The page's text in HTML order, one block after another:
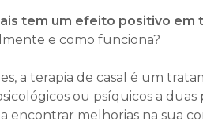
tem um efeito positivo em
e como funciona?
a terapia de casal é um
ou psíquicos a duas
encontrar melhorias na sua